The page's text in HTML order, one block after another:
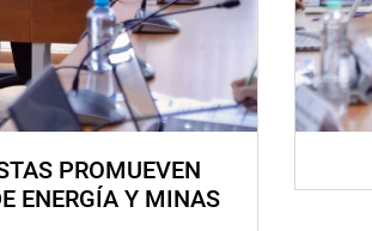
PROMUEVEN
ENERGÍA Y MINAS